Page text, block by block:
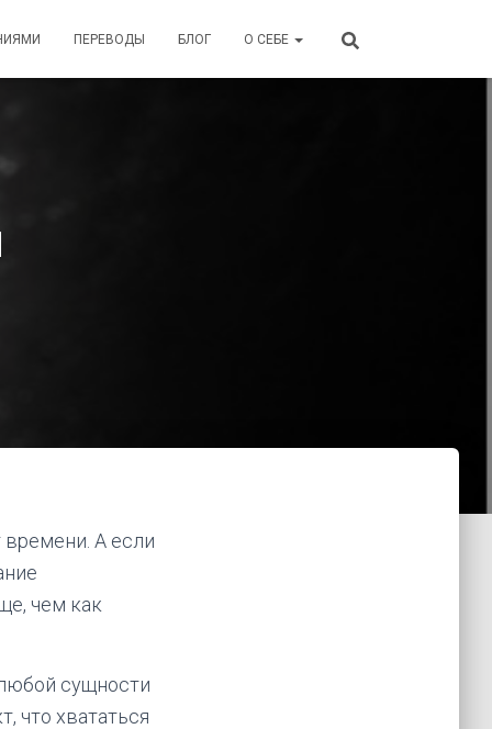
ПЕРЕВОДЫ БЛОГ О СЕБЕ
А если
чем как
сущности
что хвататься